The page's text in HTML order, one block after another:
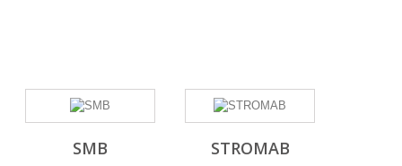
SMB STROMAB